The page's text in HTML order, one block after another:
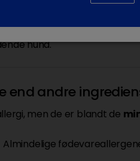
gør det muligt for
fra
hund.
end andre
men de er blandt de
Almindelige